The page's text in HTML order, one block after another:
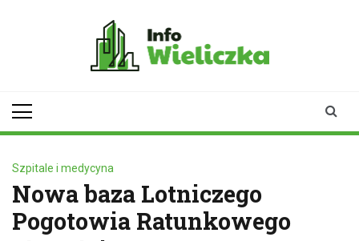
Szpitale i medycyna
Nowa baza Lotniczego
Pogotowia Ratunkowego